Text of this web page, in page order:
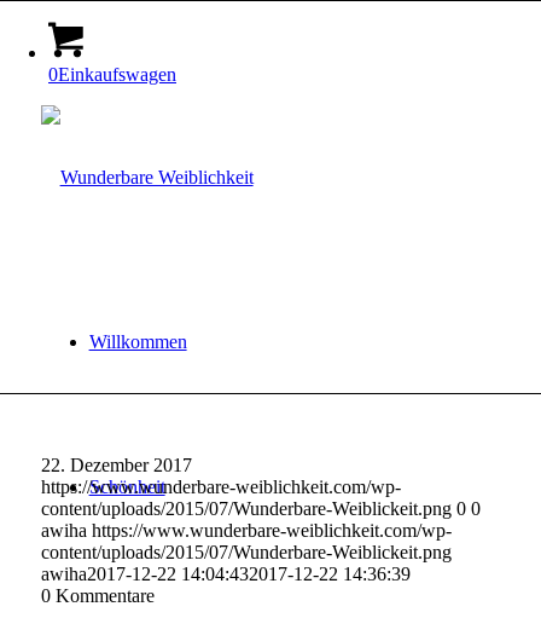
0Einkaufswagen
Willkommen
Schönheit
22. Dezember 2017
https://www.wunderbare-weiblichkeit.com/wp-
content/uploads/2015/07/Wunderbare-Weiblickeit.png 0 0
awiha https://www.wunderbare-weiblichkeit.com/wp-
content/uploads/2015/07/Wunderbare-Weiblickeit.png
awiha2017-12-22 14:04:432017-12-22 14:36:39
0 Kommentare